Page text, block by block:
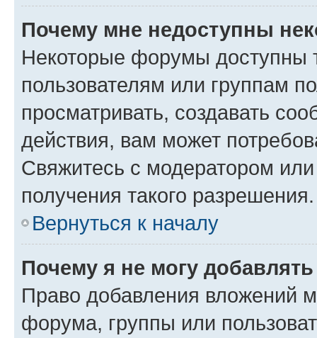
Почему мне недоступны
Некоторые форумы доступны
пользователям или группам
просматривать, создавать
действия, вам может
Свяжитесь с модератором
получения такого разрешения.
Вернуться к началу
Почему я не могу
Право добавления вложений
форума, группы или